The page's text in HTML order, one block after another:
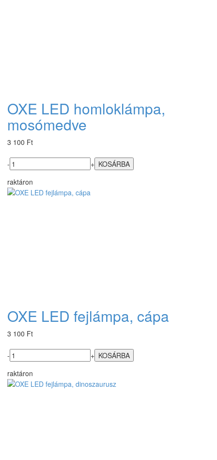
OXE LED homloklámpa,
mosómedve
3 100 Ft
-
+
raktáron
OXE LED fejlámpa, cápa
3 100 Ft
-
+
raktáron